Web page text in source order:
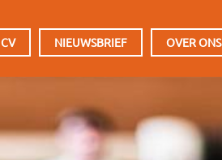
NIEUWSBRIEF OVER ONS